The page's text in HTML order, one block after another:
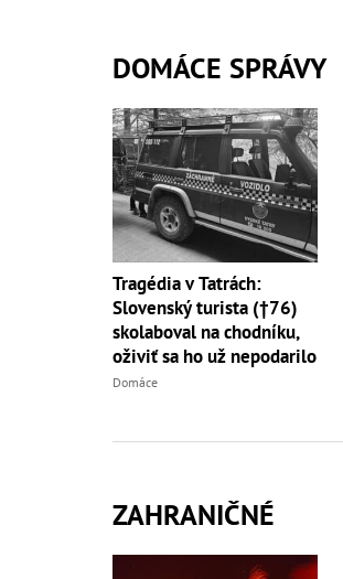
DOMÁCE SPRÁVY
Tragédia v Tatrách:
Slovenský turista (†76)
skolaboval na chodníku,
oživiť sa ho už nepodarilo
Domáce
ZAHRANIČNÉ